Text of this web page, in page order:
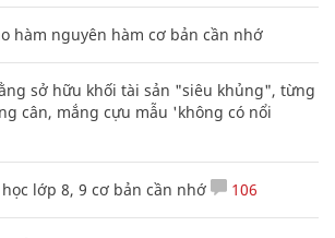
hàm nguyên hàm cơ bản cần nhớ
sở hữu khối tài sản "siêu khủng", từng
cân, mắng cựu mẫu 'không có nổi
lớp 8, 9 cơ bản cần nhớ 106